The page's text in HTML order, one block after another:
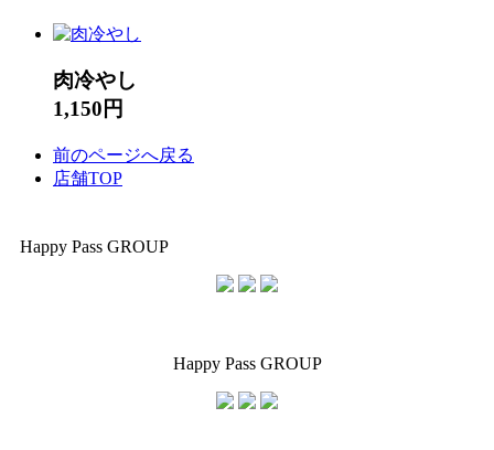
肉冷やし
1,150円
前のページへ戻る
店舗TOP
Happy Pass GROUP
Happy Pass GROUP